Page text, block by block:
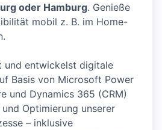
oder Hamburg. Genieße
mobil z. B. im Home-
und entwickelst digitale
Basis von Microsoft Power
und Dynamics 365 (CRM)
Optimierung unserer
– inklusive